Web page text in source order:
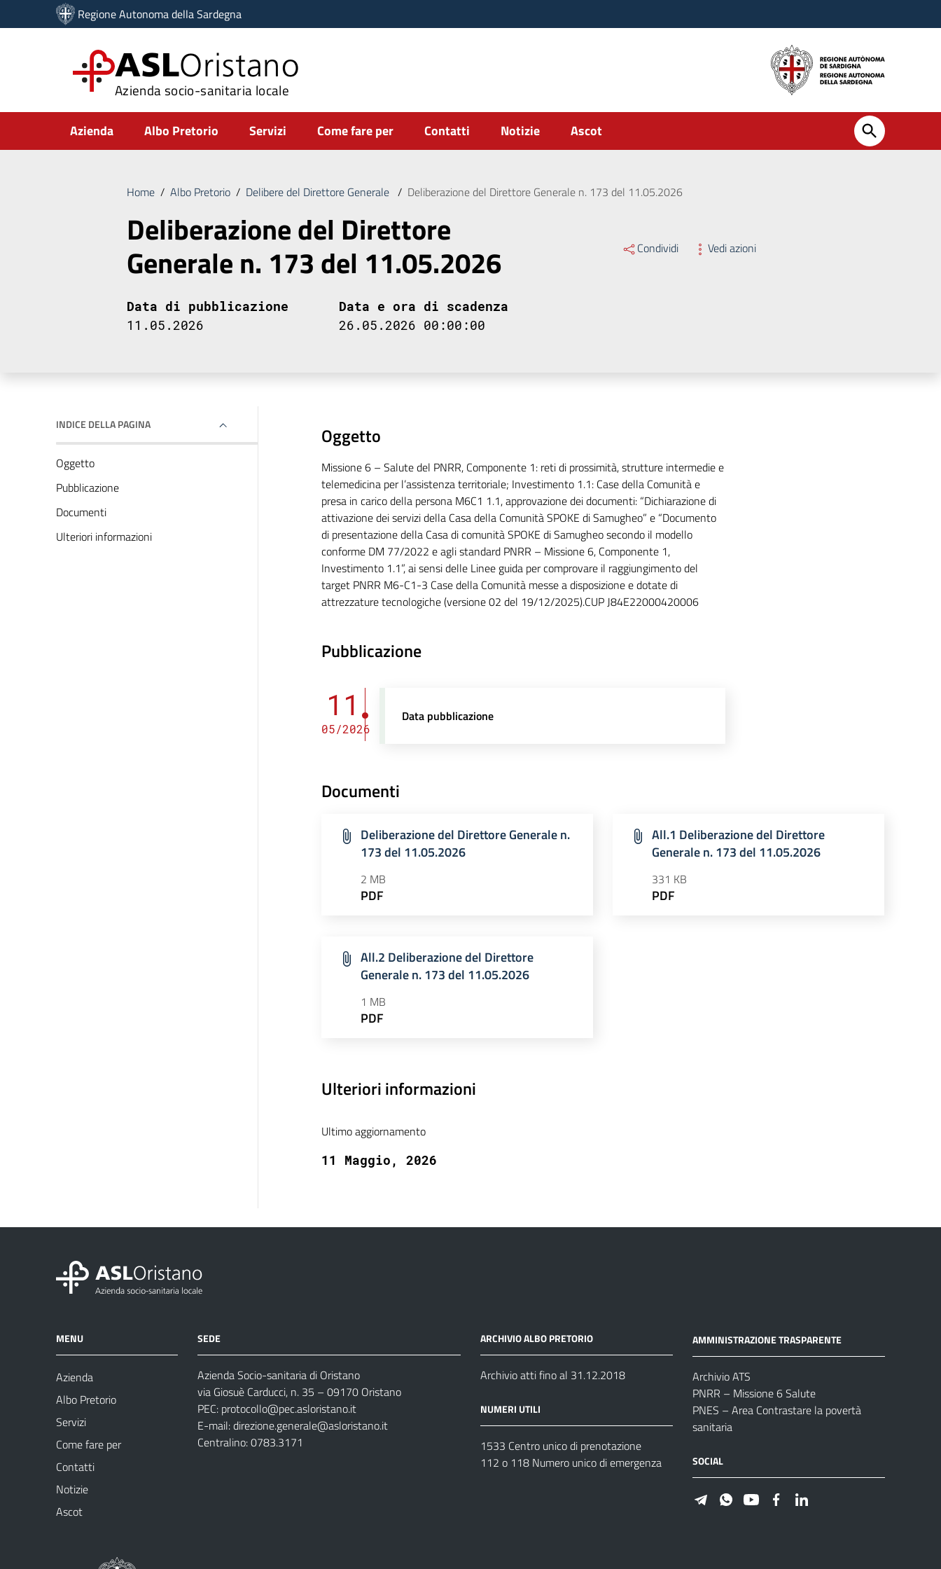
Vai ai contenuti
Vai al menu di navigazione
Regione Autonoma della Sardegna
ASLOristano
Azienda socio-sanitaria locale
Submenu
Azienda Albo Pretorio Servizi Come fare per Contatti Notizie Ascot
Home / Albo Pretorio / Delibere del Direttore Generale / Deliberazione del Direttore Generale n. 173 del 11.05.2026
Deliberazione del Direttore
Generale n. 173 del 11.05.2026 Condividi Vedi azioni
Data di pubblicazione
11.05.2026
Data e ora di scadenza
26.05.2026 00:00:00
INDICE DELLA PAGINA
Oggetto
Pubblicazione
Documenti
Ulteriori informazioni
Oggetto
Missione 6 – Salute del PNRR, Componente 1: reti di prossimità, strutture intermedie e
telemedicina per l’assistenza territoriale; Investimento 1.1: Case della Comunità e
presa in carico della persona M6C1 1.1, approvazione dei documenti: “Dichiarazione di
attivazione dei servizi della Casa della Comunità SPOKE di Samugheo” e “Documento
di presentazione della Casa di comunità SPOKE di Samugheo secondo il modello
conforme DM 77/2022 e agli standard PNRR – Missione 6, Componente 1,
Investimento 1.1”, ai sensi delle Linee guida per comprovare il raggiungimento del
target PNRR M6-C1-3 Case della Comunità messe a disposizione e dotate di
attrezzature tecnologiche (versione 02 del 19/12/2025).CUP J84E22000420006
Pubblicazione
11
05/2026
Data pubblicazione
Documenti
Deliberazione del Direttore Generale n.
173 del 11.05.2026
2 MB
PDF
All.1 Deliberazione del Direttore
Generale n. 173 del 11.05.2026
331 KB
PDF
All.2 Deliberazione del Direttore
Generale n. 173 del 11.05.2026
1 MB
PDF
Ulteriori informazioni
Ultimo aggiornamento
11 Maggio, 2026
MENU
Azienda
Albo Pretorio
Servizi
Come fare per
Contatti
Notizie
Ascot
SEDE
Azienda Socio-sanitaria di Oristano
via Giosuè Carducci, n. 35 – 09170 Oristano
PEC: protocollo@pec.asloristano.it
E-mail:direzione.generale@asloristano.it
Centralino: 0783.3171
ARCHIVIO ALBO PRETORIO
Archivio atti fino al 31.12.2018
NUMERI UTILI
1533 Centro unico di prenotazione
112 o 118 Numero unico di emergenza
AMMINISTRAZIONE TRASPARENTE
Archivio ATS
PNRR – Missione 6 Salute
PNES – Area Contrastare la povertà
sanitaria
SOCIAL